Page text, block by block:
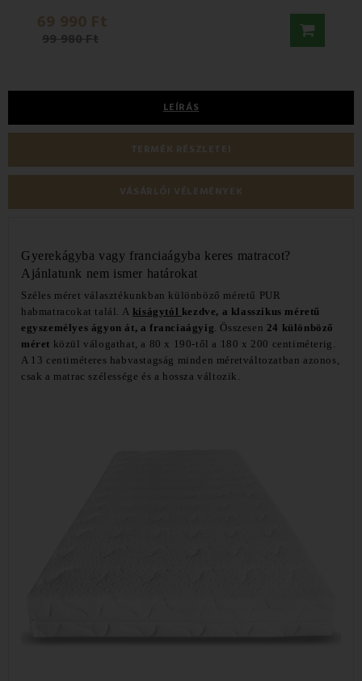
69 990 Ft
99 980 Ft
LEÍRÁS
TERMÉK RÉSZLETEI
VÁSÁRLÓI VÉLEMÉNYEK
Gyerekágyba vagy franciaágyba keres matracot?
Ajánlatunk nem ismer határokat
Széles méret választékunkban különböző méretű PUR
habmatracokat talál. A kiságytól kezdve, a klasszikus méretű
egyszemélyes ágyon át, a franciaágyig . Összesen 24 különböző
méret közül válogathat, a 80 x 190-től a 180 x 200 centiméterig.
A 13 centiméteres habvastagság minden méretváltozatban azonos,
csak a matrac szélessége és a hossza változik.